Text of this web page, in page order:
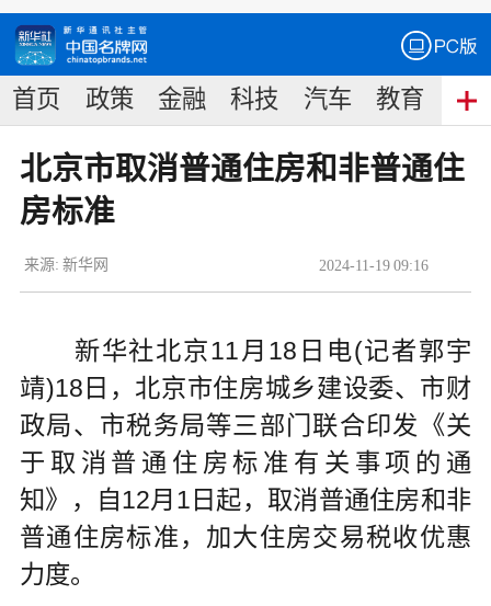
首页 政策 金融 科技 汽车 教育 食
北京市取消普通住房和非普通住
房标准
2024-11-19 09:16
来源: 新华网
新华社北京11月18日电(记者郭宇
靖)18日，北京市住房城乡建设委、市财
政局、市税务局等三部门联合印发《关
于取消普通住房标准有关事项的通
知》，自12月1日起，取消普通住房和非
普通住房标准，加大住房交易税收优惠
力度。